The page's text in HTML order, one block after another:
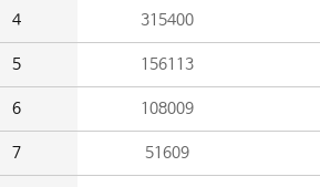
4 315400
5 156113
6 108009
7 51609